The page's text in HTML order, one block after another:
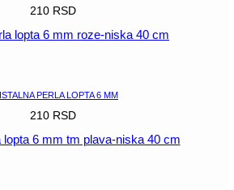
210 RSD
lopta 6 mm roze-niska 40 cm
PERLA LOPTA 6 MM
210 RSD
lopta 6 mm tm plava-niska 40 cm